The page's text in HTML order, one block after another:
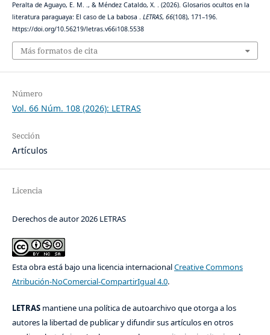
Peralta de Aguayo, E. M. ., & Méndez Cataldo, X. . (2026). Glosarios ocultos en la
literatura paraguaya: El caso de La babosa . LETRAS, 66(108), 171–196.
https://doi.org/10.56219/letras.v66i108.5538
Más formatos de cita
Número
Vol. 66 Núm. 108 (2026): LETRAS
Sección
Artículos
Licencia
Derechos de autor 2026 LETRAS
Esta obra está bajo una licencia internacionalCreative Commons
Atribución-NoComercial-CompartirIgual 4.0.
LETRASmantiene una política de autoarchivo que otorga a los
autores la libertad de publicar y difundir sus artículos en otros